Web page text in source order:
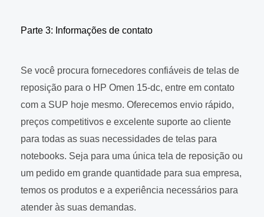
Parte 3: Informações de contato
Se você procura fornecedores confiáveis de telas de
reposição para o HP Omen 15-dc, entre em contato
com a SUP hoje mesmo. Oferecemos envio rápido,
preços competitivos e excelente suporte ao cliente
para todas as suas necessidades de telas para
notebooks. Seja para uma única tela de reposição ou
um pedido em grande quantidade para sua empresa,
temos os produtos e a experiência necessários para
atender às suas demandas.